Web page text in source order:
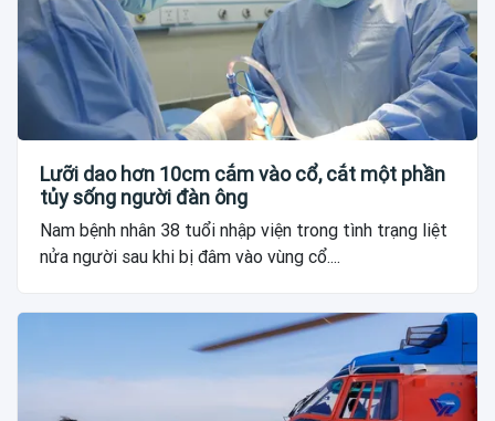
Lưỡi dao hơn 10cm cắm vào cổ, cắt một phần
tủy sống người đàn ông
Nam bệnh nhân 38 tuổi nhập viện trong tình trạng liệt
nửa người sau khi bị đâm vào vùng cổ....